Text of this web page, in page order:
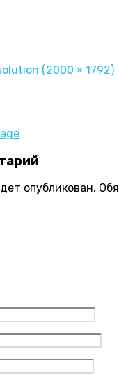
(2000 × 1792)
опубликован.